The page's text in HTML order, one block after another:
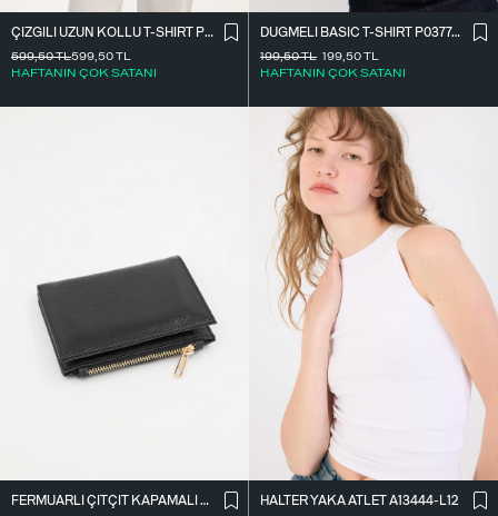
ÇIZGILI UZUN KOLLU T-SHIRT P10522
599,50TL
HAFTANIN ÇOK SATANI
599,50TL
DÜĞMELI BASIC T-SHIRT P0377-K12
199,50TL
HAFTANIN ÇOK SATANI
199,50TL
FERMUARLI ÇITÇIT KAPAMALI CÜZDAN CZDN118-F6
HALTER YAKA ATLET A13444-L12